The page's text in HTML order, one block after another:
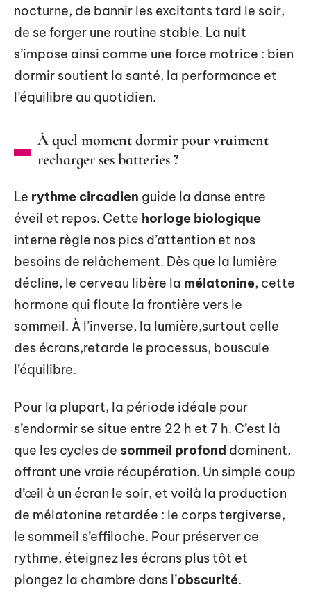
nocturne, de bannir les excitants tard le soir,
de se forger une routine stable. La nuit
s’impose ainsi comme une force motrice : bien
dormir soutient la santé, la performance et
l’équilibre au quotidien.
À quel moment dormir pour vraiment
recharger ses batteries ?
Le rythme circadien guide la danse entre
éveil et repos. Cette horloge biologique
interne règle nos pics d’attention et nos
besoins de relâchement. Dès que la lumière
décline, le cerveau libère la mélatonine, cette
hormone qui floute la frontière vers le
sommeil. À l’inverse, la lumière,surtout celle
des écrans,retarde le processus, bouscule
l’équilibre.
Pour la plupart, la période idéale pour
s’endormir se situe entre 22 h et 7 h. C’est là
que les cycles de sommeil profond dominent,
offrant une vraie récupération. Un simple coup
d’œil à un écran le soir, et voilà la production
de mélatonine retardée : le corps tergiverse,
le sommeil s’effiloche. Pour préserver ce
rythme, éteignez les écrans plus tôt et
plongez la chambre dans l’obscurité.